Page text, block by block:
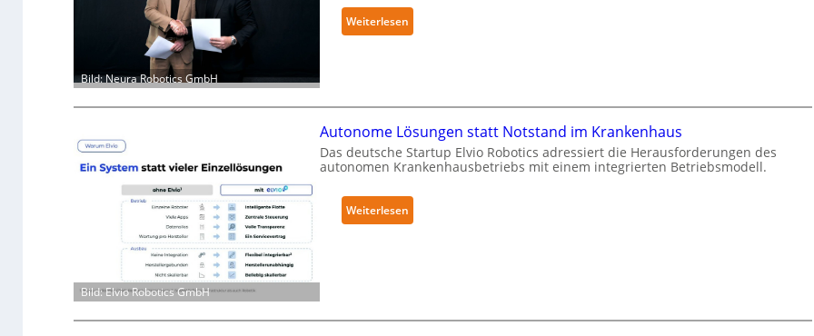
e
i
f
ü
S
l
a
ä
c
u
r
i
y
-
l
Bild: Neura Robotics GmbH
Weiterlesen:
N
R
o
b
t
w
Bild: Elvio Robotics GmbH
Autonome Lösungen statt Notstand im Krankenhaus
Das deutsche Startup Elvio Robotics adressiert die Herausforderungen des
autonomen Krankenhausbetriebs mit einem integrierten Betriebsmodell.
Weiterlesen:
A
o